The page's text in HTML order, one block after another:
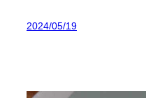
2024/05/19